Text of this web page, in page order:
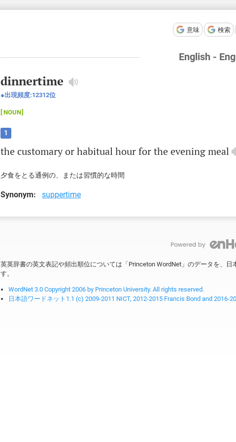
意味 検索
English -
dinnertime
出現頻度:12312位
NOUN
1
the customaryorhabitualhourforthe eveningmeal
夕食をとる通例の、または習慣的な時間
Synonym: suppertime
英英辞書の英文表記や頻出順位については「Princeton WordNet」のデータを、
す。
WordNet 3.0 Copyright 2006 by Princeton University. All rights reserved.
日本語ワードネット1.1 (c) 2009-2011 NICT, 2012-2015 Francis Bond and 2016-